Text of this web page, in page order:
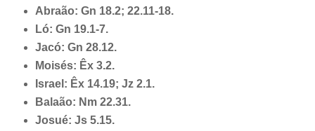
Abraão: Gn 18.2; 22.11-18.
Ló: Gn 19.1-7.
Jacó: Gn 28.12.
Moisés: Êx 3.2.
Israel: Êx 14.19; Jz 2.1.
Balaão: Nm 22.31.
Josué: Js 5.15.